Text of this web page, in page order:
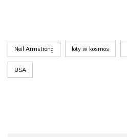
Neil Armstrong loty w kosmos
USA